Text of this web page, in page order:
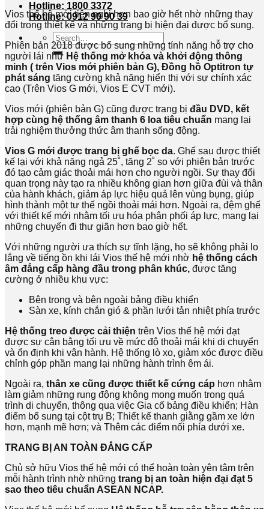
Hotline: 1800 3372
Hotline: 0912 90 90 39
Search
for:
Vios thế hệ mới tiện nghi hơn bao giờ hết nhờ những thay
đổi trong thiết kế và những trang bị hiện đại được bổ sung.
Phiên bản 2018 được bổ sung những tính năng hỗ trợ cho
người lái như Hệ thống mở khóa và khởi động thông
minh ( trên Vios mới phiên bản G), Đồng hồ Optitron tự
phát sáng tăng cường khả năng hiển thị với sự chính xác
cao (Trên Vios G mới, Vios E CVT mới).
Vios mới (phiên bản G) cũng được trang bị đầu DVD, kết
hợp cùng hệ thống âm thanh 6 loa tiêu chuẩn mang lại
trải nghiệm thưởng thức âm thanh sống động.
Vios G mới được trang bị ghế bọc da. Ghế sau được thiết
kế lại với khả năng ngả 25˚, tăng 2˚ so với phiên bản trước
đó tạo cảm giác thoải mái hơn cho người ngồi. Sự thay đổi
quan trọng này tạo ra nhiều không gian hơn giữa đùi và thân
của hành khách, giảm áp lực hiệu quả lên vùng bụng, giúp
hình thành một tư thế ngồi thoải mái hơn. Ngoài ra, đệm ghế
với thiết kế mới nhằm tối ưu hóa phân phối áp lực, mang lại
những chuyến đi thư giãn hơn bao giờ hết.
Với những người ưa thích sự tĩnh lặng, họ sẽ không phải lo
lắng về tiếng ồn khi lái Vios thế hệ mới nhờ hệ thống cách
âm đẳng cấp hàng đầu trong phân khúc, được tăng
cường ở nhiều khu vực:
Bên trong và bên ngoài bảng điều khiển
Sàn xe, kính chắn gió & phần lưới tản nhiệt phía trước
Hệ thống treo được cải thiện trên Vios thế hệ mới đạt
được sự cân bằng tối ưu về mức độ thoải mái khi di chuyển
và ổn định khi vận hành. Hệ thống lò xo, giảm xóc được điều
chỉnh góp phần mang lại những hành trình êm ái.
Ngoài ra, thân xe cũng được thiết kế cứng cáp hơn nhằm
làm giảm những rung động không mong muốn trong quá
trình di chuyển, thông qua việc Gia cố bảng điều khiển; Hàn
điểm bổ sung tại cột trụ B; Thiết kế thanh giằng gầm xe lớn
hơn, mạnh mẽ hơn; và Thêm các điểm nối phía dưới xe.
TRANG BỊ AN TOÀN ĐẲNG CẤP
Chủ sở hữu Vios thế hệ mới có thể hoàn toàn yên tâm trên
mỗi hành trình nhờ những trang bị an toàn hiện đại đạt 5
sao theo tiêu chuẩn ASEAN NCAP.